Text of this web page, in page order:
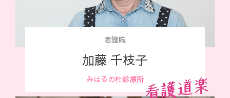
看護職
加藤 千枝子
みはるの杜診療所